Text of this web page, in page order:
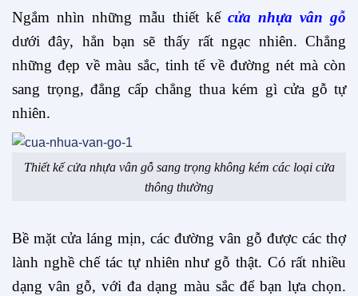
Ngắm nhìn những mẫu thiết kế cửa nhựa vân gỗ
dưới đây, hẳn bạn sẽ thấy rất ngạc nhiên. Chẳng
những đẹp về màu sắc, tinh tế về đường nét mà còn
sang trọng, đẳng cấp chẳng thua kém gì cửa gỗ tự
nhiên.
Thiết kế cửa nhựa vân gỗ sang trọng không kém các loại cửa
thông thường
Bề mặt cửa láng mịn, các đường vân gỗ được các thợ
lành nghề chế tác tự nhiên như gỗ thật. Có rất nhiều
dạng vân gỗ, với đa dạng màu sắc để bạn lựa chọn.